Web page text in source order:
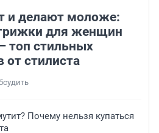
и делают моложе:
для женщин
топ стильных
от стилиста
Почему нельзя купаться